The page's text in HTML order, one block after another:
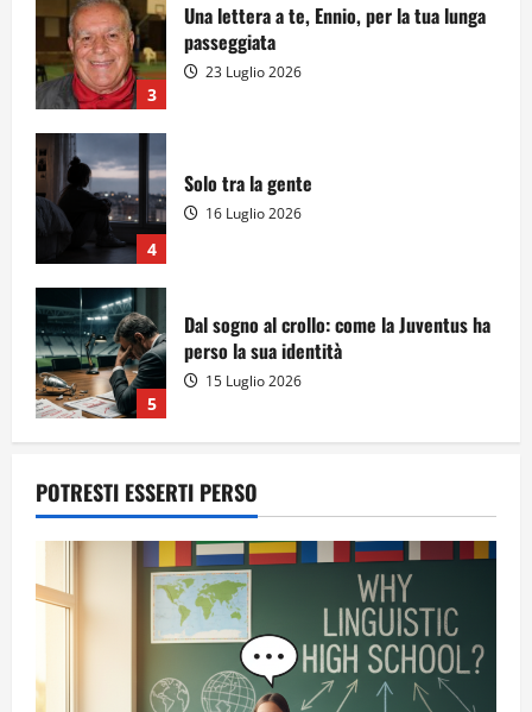
3
Una lettera a te, Ennio, per la tua lunga
passeggiata
23 Luglio 2026
4
Solo tra la gente
16 Luglio 2026
5
Dal sogno al crollo: come la Juventus ha
perso la sua identità
15 Luglio 2026
A Sergio, dal ragazzo furbo
28 Luglio 2026
Dal sogno di Capo Verde all’ultima danza
dei campioni: cinque momenti che
hanno raccontato il Mondiale 2026
24 Luglio 2026
POTRESTI ESSERTI PERSO